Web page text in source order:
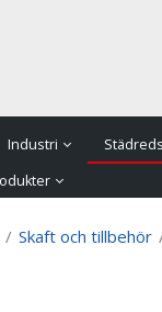
Industri
/ Skaft och tillbehör